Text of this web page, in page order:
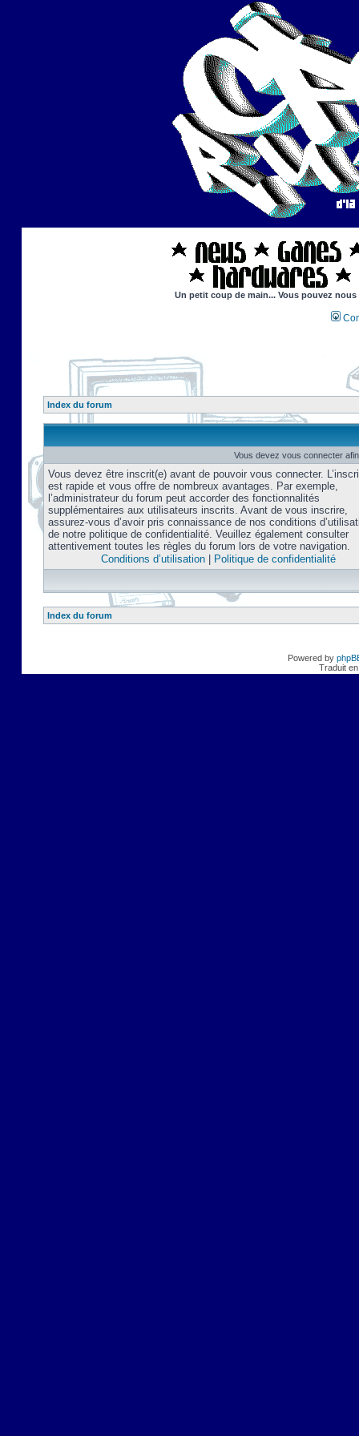
Un petit coup de main... Vous pouvez
Index du forum
Vous devez vous connecter
Vous devez être inscrit(e) avant de pouvoir vous connecter.
est rapide et vous offre de nombreux avantages. Par exemple,
l’administrateur du forum peut accorder des fonctionnalités
supplémentaires aux utilisateurs inscrits. Avant de vous inscrire,
assurez-vous d’avoir pris connaissance de nos conditions
de notre politique de confidentialité. Veuillez également consulter
attentivement toutes les règles du forum lors de votre navigation.
Conditions d’utilisation| Politique de confidentialité
Index du forum
Powered by
Traduit